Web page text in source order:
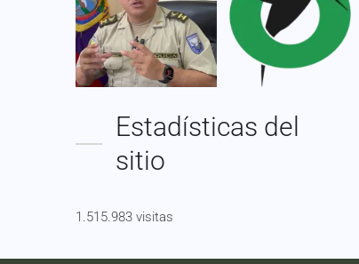
Estadísticas del
sitio
1.515.983 visitas